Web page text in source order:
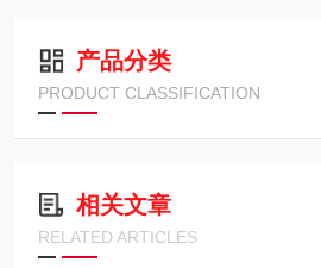
产品分类
PRODUCT CLASSIFICATION
相关文章
RELATED ARTICLES